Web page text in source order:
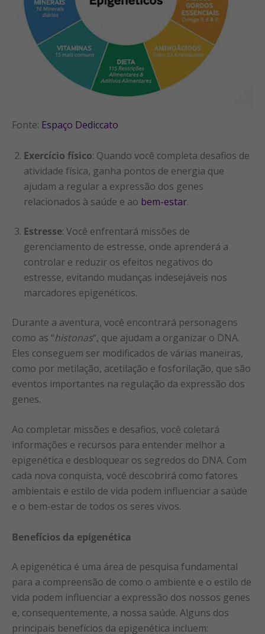
Fonte: Espaço Dediccato
Exercício físico: Quando você completa desafios de
atividade física, ganha pontos de energia que
ajudam a regular a expressão dos genes
relacionados à saúde e ao bem-estar.
Estresse: Você enfrentará missões de
gerenciamento de estresse, onde aprenderá a
controlar e reduzir os efeitos negativos do
estresse, evitando mudanças indesejáveis nos
marcadores epigenéticos.
Durante a aventura, você encontrará personagens
como as “histonas“, que ajudam a organizar o DNA.
Eles conseguem ser modificados de várias maneiras,
como por metilação, acetilação e fosforilação, que são
eventos importantes na regulação da expressão dos
genes.
Ao completar missões e desafios, você coletará
informações e recursos para entender melhor a
epigenética e desbloquear os segredos do DNA. Com
cada nova conquista, você descobrirá como fatores
ambientais e estilo de vida podem influenciar a saúde
e o bem-estar de todos os seres vivos.
Benefícios da epigenética
A epigenética é uma área de pesquisa fundamental
para a compreensão de como o ambiente e o estilo de
vida podem influenciar a expressão dos nossos genes
e, consequentemente, a nossa saúde. Alguns dos
principais benefícios da epigenética incluem: